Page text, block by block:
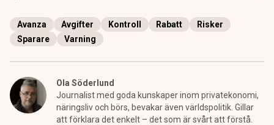
Avanza Avgifter Kontroll Rabatt
Risker
Sparare
Varning
Ola Söderlund
Journalist med goda kunskaper inom privatekonomi,
näringsliv och börs, bevakar även världspolitik. Gillar
att förklara det enkelt – det som är svårt att förstå.